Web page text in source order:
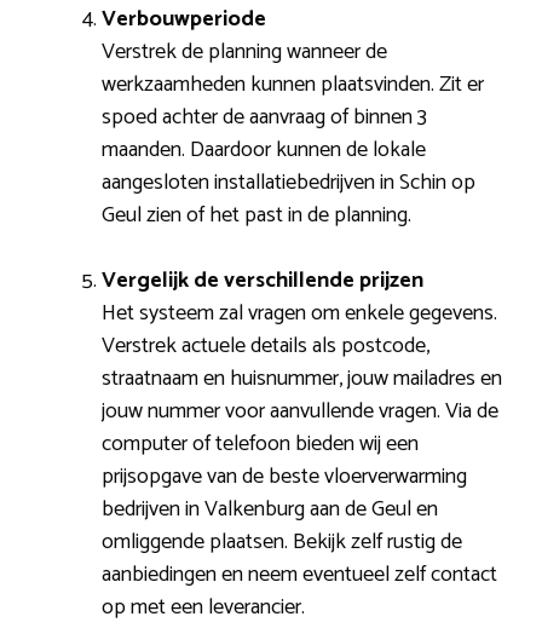
Verbouwperiode
Verstrek de planning wanneer de
werkzaamheden kunnen plaatsvinden. Zit er
spoed achter de aanvraag of binnen 3
maanden. Daardoor kunnen de lokale
aangesloten installatiebedrijven in Schin op
Geul zien of het past in de planning.
Vergelijk de verschillende prijzen
Het systeem zal vragen om enkele gegevens.
Verstrek actuele details als postcode,
straatnaam en huisnummer, jouw mailadres en
jouw nummer voor aanvullende vragen. Via de
computer of telefoon bieden wij een
prijsopgave van de beste vloerverwarming
bedrijven in Valkenburg aan de Geul en
omliggende plaatsen. Bekijk zelf rustig de
aanbiedingen en neem eventueel zelf contact
op met een leverancier.